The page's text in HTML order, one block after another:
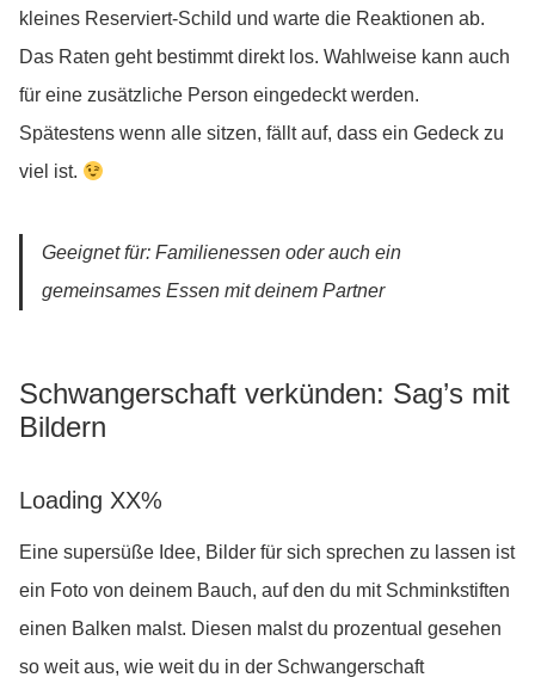
kleines Reserviert-Schild und warte die Reaktionen ab.
Das Raten geht bestimmt direkt los. Wahlweise kann auch
für eine zusätzliche Person eingedeckt werden.
Spätestens wenn alle sitzen, fällt auf, dass ein Gedeck zu
viel ist.
Geeignet für: Familienessen oder auch ein
gemeinsames Essen mit deinem Partner
Schwangerschaft verkünden: Sag’s mit
Bildern
Loading XX%
Eine supersüße Idee, Bilder für sich sprechen zu lassen ist
ein Foto von deinem Bauch, auf den du mit Schminkstiften
einen Balken malst. Diesen malst du prozentual gesehen
so weit aus, wie weit du in der Schwangerschaft